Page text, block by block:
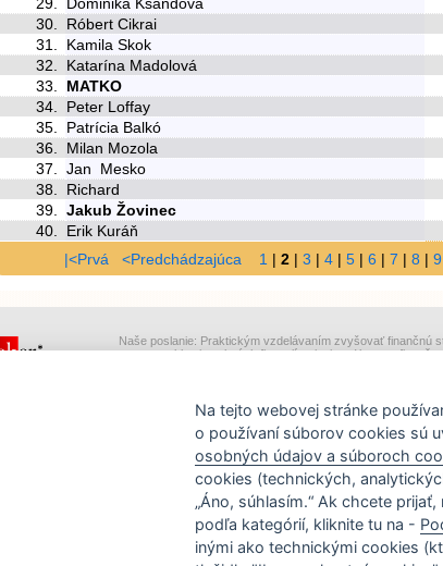
30.
Róbert Cikrai
31.
Kamila Skok
32.
Katarína Madolová
33.
MATKO
34.
Peter Loffay
35.
Patrícia Balkó
36.
Milan Mozola
37.
Jan Mesko
38.
Richard
39.
Jakub Žovinec
40.
Erik Kuráň
|<Prvá
<Predchádzajúca 1 | 2 | 3 | 4 | 5 | 6 | 7 | 8 | 9
Naše poslanie: Praktickým vzdelávaním zvyšovať finančnú
osvetu v oblasti osobných financií, prispievať k rastu
Na tejto webovej stránke
o používaní súborov cookies sú
osobných údajov a súboroch
cookies (technických,
„Áno, súhlasím.“ Ak chcete
podľa kategórií, kliknite tu na -
inými ako technickými cookies